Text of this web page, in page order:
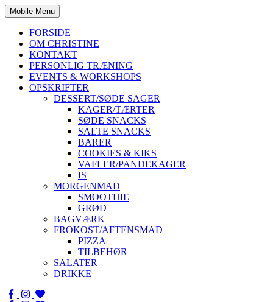
Mobile Menu
FORSIDE
OM CHRISTINE
KONTAKT
PERSONLIG TRÆNING
EVENTS & WORKSHOPS
OPSKRIFTER
DESSERT/SØDE SAGER
KAGER/TÆRTER
SØDE SNACKS
SALTE SNACKS
BARER
COOKIES & KIKS
VAFLER/PANDEKAGER
IS
MORGENMAD
SMOOTHIE
GRØD
BAGVÆRK
FROKOST/AFTENSMAD
PIZZA
TILBEHØR
SALATER
DRIKKE